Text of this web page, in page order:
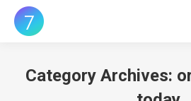
Category Archives: